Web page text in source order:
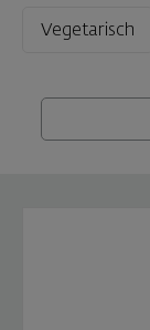
Vegetarisch